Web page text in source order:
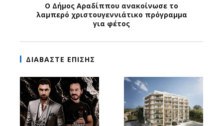
Ο Δήμος Αραδίππου ανακοίνωσε το
λαμπερό χριστουγεννιάτικο πρόγραμμα
για φέτος
ΔΙΑΒΑΣΤΕ ΕΠΙΣΗΣ